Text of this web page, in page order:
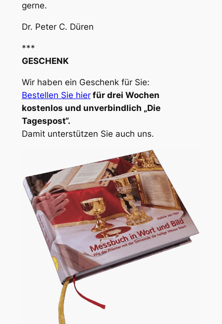
gerne.
Dr. Peter C. Düren
***
GESCHENK
Wir haben ein Geschenk für Sie:
Bestellen Sie hier für drei Wochen
kostenlos und unverbindlich „Die
Tagespost“.
Damit unterstützen Sie auch uns.